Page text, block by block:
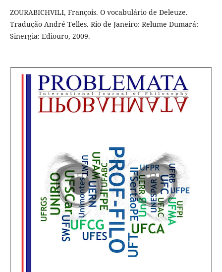
ZOURABICHVILI, François. O vocabulário de Deleuze.
Tradução André Telles. Rio de Janeiro: Relume Dumará:
Sinergia: Ediouro, 2009.